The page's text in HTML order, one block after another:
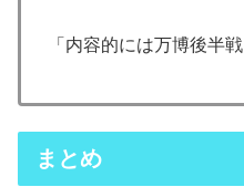
「内容的には万博後半戦
まとめ